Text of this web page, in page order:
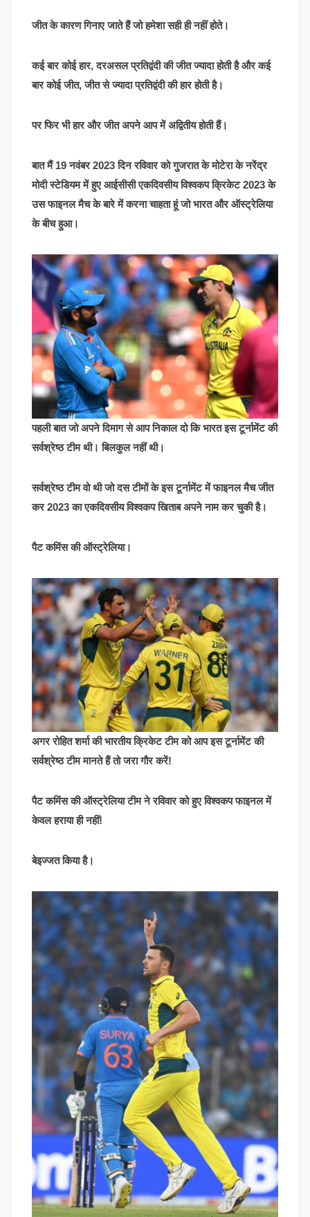
जीत के कारण गिनाए जाते हैं जो हमेशा सही ही नहीं होते।
कई बार कोई हार, दरअसल प्रतिद्वंदी की जीत ज्यादा होती है और कई
बार कोई जीत, जीत से ज्यादा प्रतिद्वंदी की हार होती है।
पर फिर भी हार और जीत अपने आप में अद्वितीय होती हैं।
बात मैं 19 नवंबर 2023 दिन रविवार को गुजरात के मोटेरा के नरेंद्र
मोदी स्टेडियम में हुए आईसीसी एकदिवसीय विश्वकप क्रिकेट 2023 के
उस फाइनल मैच के बारे में करना चाहता हूं जो भारत और ऑस्ट्रेलिया
के बीच हुआ।
पहली बात जो अपने दिमाग से आप निकाल दो कि भारत इस टूर्नामेंट की
सर्वश्रेष्ठ टीम थी। बिलकुल नहीं थी।
सर्वश्रेष्ठ टीम वो थी जो दस टीमों के इस टूर्नामेंट में फाइनल मैच जीत
कर 2023 का एकदिवसीय विश्वकप खिताब अपने नाम कर चुकी है।
पैट कमिंस की ऑस्ट्रेलिया।
अगर रोहित शर्मा की भारतीय क्रिकेट टीम को आप इस टूर्नामेंट की
सर्वश्रेष्ठ टीम मानते हैं तो जरा गौर करें!
पैट कमिंस की ऑस्ट्रेलिया टीम ने रविवार को हुए विश्वकप फाइनल में
केवल हराया ही नहीं!
बेइज्जत किया है।